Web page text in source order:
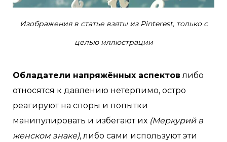
Изображения в статье взяты из Pinterest, только с
целью иллюстрации
Обладатели напряжённых аспектов либо
относятся к давлению нетерпимо, остро
реагируют на споры и попытки
манипулировать и избегают их (Меркурий в
женском знаке), либо сами используют эти